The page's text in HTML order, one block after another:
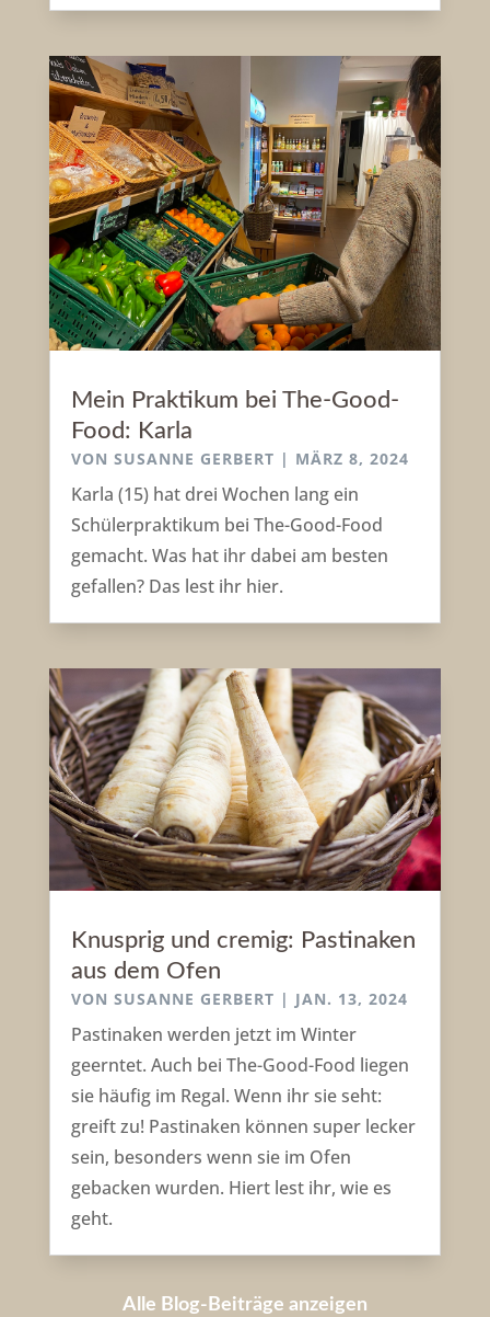
Mein Praktikum bei The-Good-
Food: Karla
VON SUSANNE GERBERT | MÄRZ 8, 2024
Karla (15) hat drei Wochen lang ein
Schülerpraktikum bei The-Good-Food
gemacht. Was hat ihr dabei am besten
gefallen? Das lest ihr hier.
Knusprig und cremig: Pastinaken
aus dem Ofen
VON SUSANNE GERBERT | JAN. 13, 2024
Pastinaken werden jetzt im Winter
geerntet. Auch bei The-Good-Food liegen
sie häufig im Regal. Wenn ihr sie seht:
greift zu! Pastinaken können super lecker
sein, besonders wenn sie im Ofen
gebacken wurden. Hiert lest ihr, wie es
geht.
Alle Blog-Beiträge anzeigen